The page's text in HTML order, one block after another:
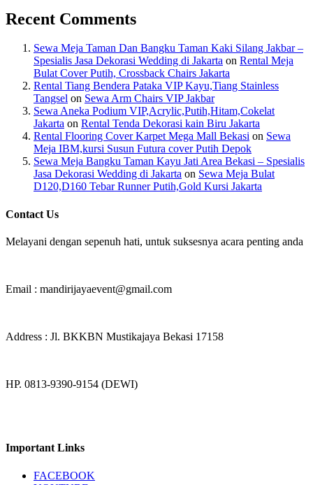
Recent Comments
Sewa Meja Taman Dan Bangku Taman Kaki Silang Jakbar –
Spesialis Jasa Dekorasi Wedding di Jakarta on Rental Meja
Bulat Cover Putih, Crossback Chairs Jakarta
Rental Tiang Bendera Pataka VIP Kayu,Tiang Stainless
Tangsel on Sewa Arm Chairs VIP Jakbar
Sewa Aneka Podium VIP,Acrylic,Putih,Hitam,Cokelat
Jakarta on Rental Tenda Dekorasi kain Biru Jakarta
Rental Flooring Cover Karpet Mega Mall Bekasi on Sewa
Meja IBM,kursi Susun Futura cover Putih Depok
Sewa Meja Bangku Taman Kayu Jati Area Bekasi – Spesialis
Jasa Dekorasi Wedding di Jakarta on Sewa Meja Bulat
D120,D160 Tebar Runner Putih,Gold Kursi Jakarta
Contact Us
Melayani dengan sepenuh hati, untuk suksesnya acara penting anda
Email : mandirijayaevent@gmail.com
Address : Jl. BKKBN Mustikajaya Bekasi 17158
HP. 0813-9390-9154 (DEWI)
Important Links
FACEBOOK